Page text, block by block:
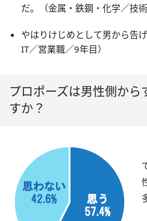
だ。（金属・鉄鋼・化学／技術
やはりけじめとして男から告
IT／営業職／9年目）
プロポーズは男性側から
すか？